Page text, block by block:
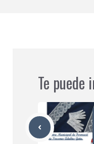
Te puede